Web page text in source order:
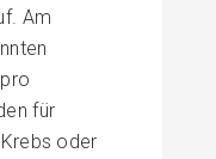
Am
für
oder